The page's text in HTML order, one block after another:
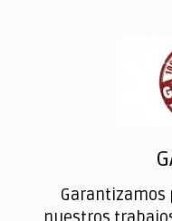
Garantizamos